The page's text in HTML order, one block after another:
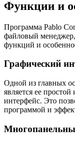
Функции и
Программа Pablo
файловый
функций и
Графический
Одной из главных
является ее
интерфейс. Это
программой и